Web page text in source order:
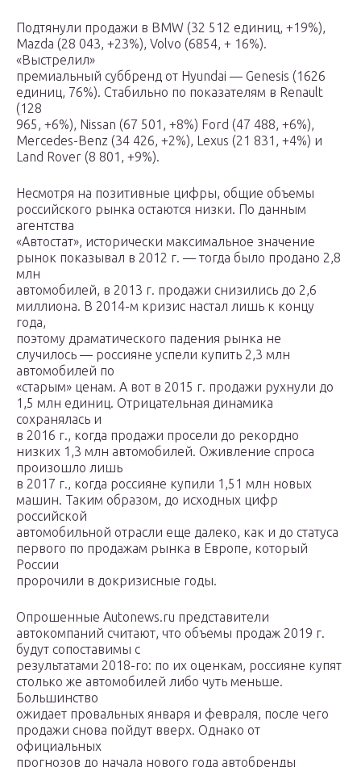
Подтянули продажи в BMW (32 512 единиц, +19%),
Mazda (28 043, +23%), Volvo (6854, + 16%).
«Выстрелил»
премиальный суббренд от Hyundai — Genesis (1626
единиц, 76%). Стабильно по показателям в Renault
(128
965, +6%), Nissan (67 501, +8%) Ford (47 488, +6%),
Mercedes-Benz (34 426, +2%), Lexus (21 831, +4%) и
Land Rover (8 801, +9%).
Несмотря на позитивные цифры, общие объемы
российского рынка остаются низки. По данным
агентства
«Автостат», исторически максимальное значение
рынок показывал в 2012 г. — тогда было продано 2,8
млн
автомобилей, в 2013 г. продажи снизились до 2,6
миллиона. В 2014-м кризис настал лишь к концу
года,
поэтому драматического падения рынка не
случилось — россияне успели купить 2,3 млн
автомобилей по
«старым» ценам. А вот в 2015 г. продажи рухнули до
1,5 млн единиц. Отрицательная динамика
сохранялась и
в 2016 г., когда продажи просели до рекордно
низких 1,3 млн автомобилей. Оживление спроса
произошло лишь
в 2017 г., когда россияне купили 1,51 млн новых
машин. Таким образом, до исходных цифр
российской
автомобильной отрасли еще далеко, как и до статуса
первого по продажам рынка в Европе, который
России
пророчили в докризисные годы.
Опрошенные Autonews.ru представители
автокомпаний считают, что объемы продаж 2019 г.
будут сопоставимы с
результатами 2018-го: по их оценкам, россияне купят
столько же автомобилей либо чуть меньше.
Большинство
ожидает провальных января и февраля, после чего
продажи снова пойдут вверх. Однако от
официальных
прогнозов до начала нового года автобренды